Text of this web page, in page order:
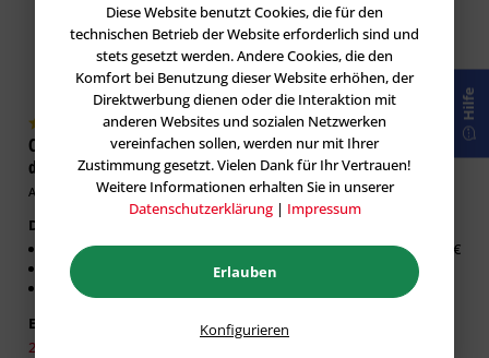
Caparol DecoLasur Matt -
dekorative Lasur-Technik
Artikel-Nr.: CAP-100532
Dekorative Lasur Innen
Matter Effekt
Diffusionsfähig
Für glatte Untergründe
Erhältlich in:
2,50 Liter:
GORI 33 Sensitiv-Lasur
Holzlasur
Artikel-Nr.: GOR-100019
0,75 Liter:
26,63 €
Hilfe
Diese Website benutzt Cookies, die für den
technischen Betrieb der Website erforderlich sind und
stets gesetzt werden. Andere Cookies, die den
Komfort bei Benutzung dieser Website erhöhen, der
Direktwerbung dienen oder die Interaktion mit
anderen Websites und sozialen Netzwerken
vereinfachen sollen, werden nur mit Ihrer
Zustimmung gesetzt. Vielen Dank für Ihr Vertrauen!
Weitere Informationen erhalten Sie in unserer
Datenschutzerklärung| Impressum
Erlauben
Konfigurieren